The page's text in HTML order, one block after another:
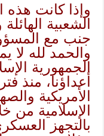
وإذا كانت هذه
الشعبية
جنب مع
والحمد لله لا
الجمهورية
أعداؤنا، منذ
الأمريكية
الإسلامية من
بالتجهز